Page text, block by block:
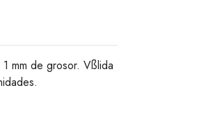
mm de grosor. Vßlida